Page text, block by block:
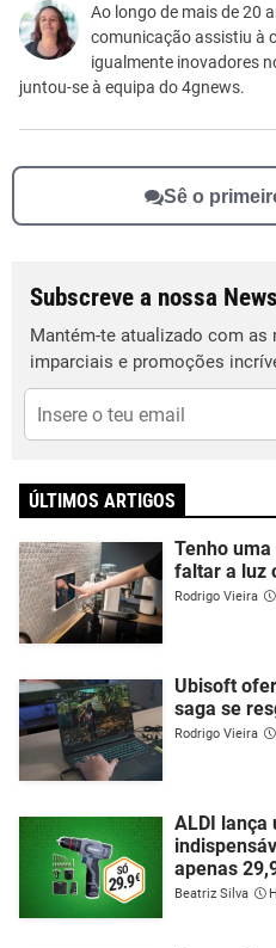
Este conteúdo não tem a
Outro
Ao longo de mais de 20
comunicação assistiu à
igualmente inovadores
juntou-se à equipa do 4gnews.
Sê o
Subscreve a nossa
Mantém-te atualizado com
imparciais e promoções
ÚLTIMOS ARTIGOS
Tenho
faltar a luz
Rodrigo Vieira
Ubisoft
saga se
Rodrigo Vieira
ALDI lança
apenas
Beatriz Silva